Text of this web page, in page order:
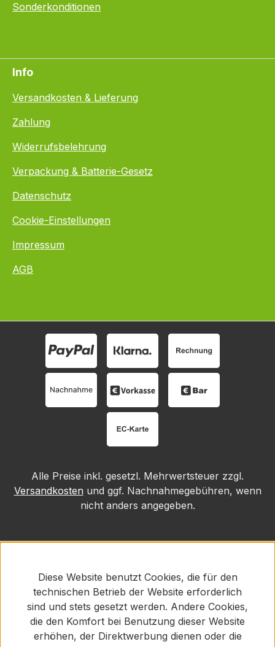
Sonderkonditionen
Info
Versandkosten & Lieferung
Zahlung
Widerrufsbelehrung
Verpackung & Batterie-Gesetz
Datenschutz
Cookie-Einstellungen
Impressum
AGB
Alle Preise inkl. gesetzl. Mehrwertsteuer zzgl.
Versandkosten und ggf. Nachnahmegebühren, wenn
nicht anders angegeben.
Diese Website benutzt Cookies, die für den
technischen Betrieb der Website erforderlich
sind und stets gesetzt werden. Andere Cookies,
die den Komfort bei Benutzung dieser Website
erhöhen, der Direktwerbung dienen oder die